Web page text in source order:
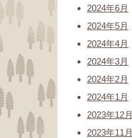
2024年6月
2024年5月
2024年4月
2024年3月
2024年2月
2024年1月
2023年12月
2023年11月